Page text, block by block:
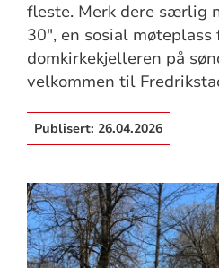
fleste. Merk dere særlig
30", en sosial
domkirkekjelleren på
velkommen til
Publisert: 26.04.2026